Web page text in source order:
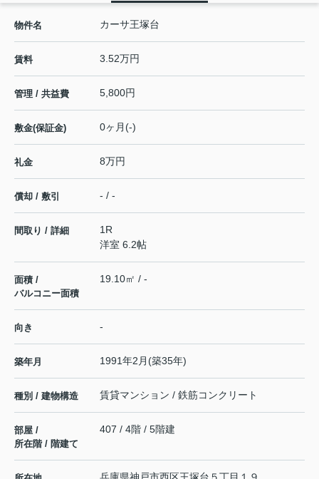
物件名 カーサ王塚台
賃料 3.52万円
管理 / 共益費 5,800円
敷金(保証金) 0ヶ月(-)
礼金 8万円
償却 / 敷引 - / -
間取り / 詳細
1R
洋室 6.2帖
面積 /
バルコニー面積
19.10㎡ / -
向き -
築年月 1991年2月(築35年)
種別 / 建物構造 賃貸マンション / 鉄筋コンクリート
部屋 /
所在階 / 階建て
407 / 4階 / 5階建